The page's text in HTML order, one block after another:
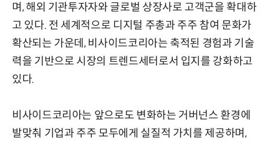
며, 해외 기관투자자와 글로벌 상장사로 고객군을 확대하
고 있다. 전 세계적으로 디지털 주총과 주주 참여 문화가
확산되는 가운데, 비사이드코리아는 축적된 경험과 기술
력을 기반으로 시장의 트렌드세터로서 입지를 강화하고
있다.
비사이드코리아는 앞으로도 변화하는 거버넌스 환경에
발맞춰 기업과 주주 모두에게 실질적 가치를 제공하며,